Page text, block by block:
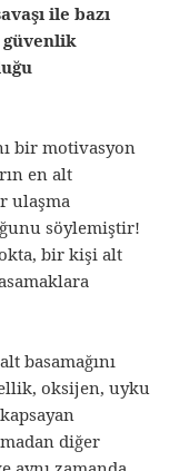
ile bazı
bir motivasyon
en alt
ulaşma
söylemiştir!
bir kişi alt
basamağını
oksijen, uyku
diğer